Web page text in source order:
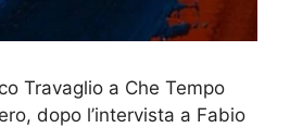
Travaglio a Che Tempo
dopo l’intervista a Fabio